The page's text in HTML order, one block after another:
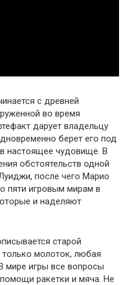
с древней
во время
дарует владельцу
берет его под
настоящее чудовище. В
обстоятельств одной
после чего Марио
пяти игровым мирам в
и наделяют
старой
только молоток, любая
мире игры все вопросы
ракетки и мяча. Не